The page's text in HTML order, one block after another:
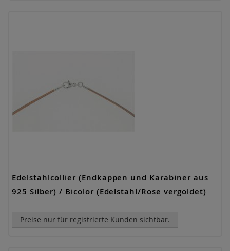
Edelstahlcollier (Endkappen und Karabiner aus
925 Silber) / Bicolor (Edelstahl/Rose vergoldet)
Preise nur für registrierte Kunden sichtbar.